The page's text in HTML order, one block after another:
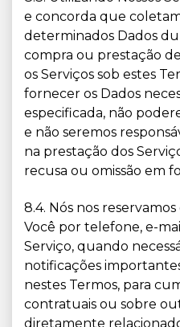
e concorda que
determinados Dados
compra ou prestação
os Serviços sob estes
fornecer os Dados
especificada, não
e não seremos
na prestação dos
recusa ou omissão em
8.4. Nós nos
Você por telefone, e-
Serviço, quando
notificações
nestes Termos, para
contratuais ou sobre
diretamente